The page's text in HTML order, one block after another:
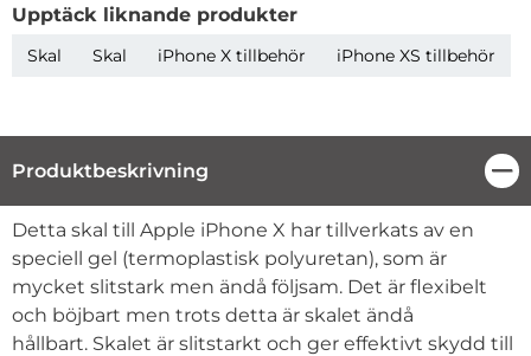
Upptäck liknande produkter
Skal Skal iPhone X tillbehör iPhone XS tillbehör
Produktbeskrivning
Produktbeskrivning
Detta skal till Apple iPhone X har tillverkats av en
speciell gel (termoplastisk polyuretan), som är
mycket slitstark men ändå följsam. Det är flexibelt
och böjbart men trots detta är skalet ändå
hållbart. Skalet är slitstarkt och ger effektivt skydd till